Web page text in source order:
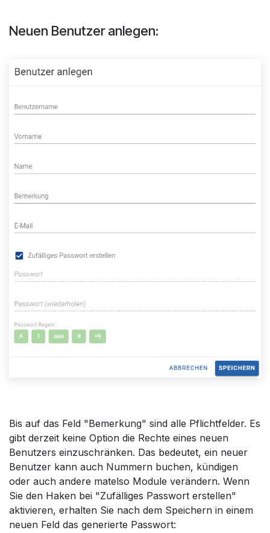
Neuen Benutzer anlegen:
Bis auf das Feld "Bemerkung" sind alle Pflichtfelder. Es
gibt derzeit keine Option die Rechte eines neuen
Benutzers einzuschränken. Das bedeutet, ein neuer
Benutzer kann auch Nummern buchen, kündigen
oder auch andere matelso Module verändern. Wenn
Sie den Haken bei "Zufälliges Passwort erstellen"
aktivieren, erhalten Sie nach dem Speichern in einem
neuen Feld das generierte Passwort: